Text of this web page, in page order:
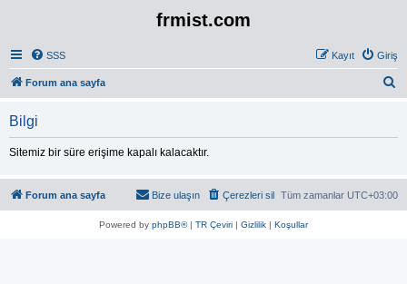
frmist.com
SSS Giriş
Kayıt
Forum ana sayfa
Bilgi
Sitemiz bir süre erişime kapalı kalacaktır.
Forum ana sayfa Tüm zamanlar UTC+03:00
Çerezleri sil
Bize ulaşın
Powered by phpBB®| TR Çeviri | Gizlilik | Koşullar